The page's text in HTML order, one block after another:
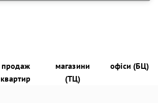
продаж
квартир
магазини
(ТЦ)
офіси (БЦ)